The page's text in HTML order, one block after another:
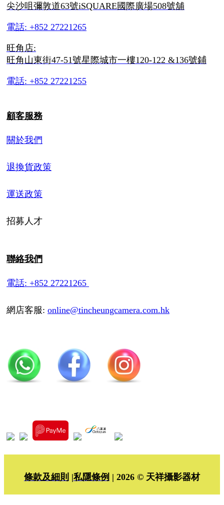
尖沙咀彌敦道63號iSQUARE國際廣場508號舖
電話: +852 27221265
旺角店:
旺角山東街47-51號星際城市一樓120-122 &136號鋪
電話: +852 27221255
顧客服務
關於我們
退換貨政策
運送政策
招募人才
聯絡我們
電話: +852 27221265
網店客服: online@tincheungcamera.com.hk
條款及細則 |私隱條例 | 2026 © 天祥攝影器材